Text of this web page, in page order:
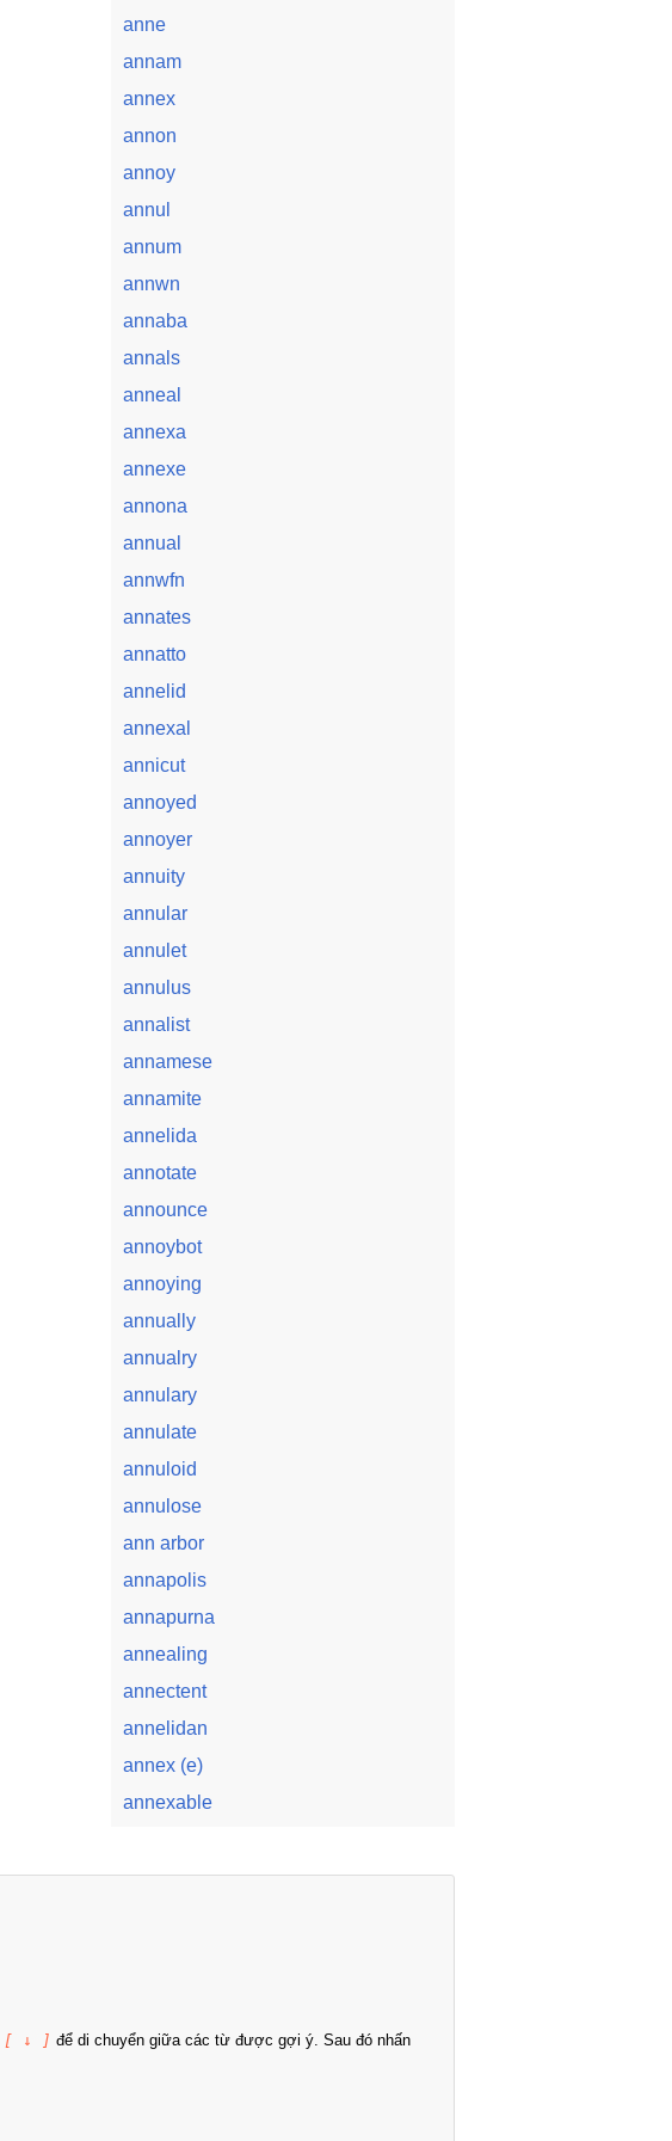
anne
annam
annex
annon
annoy
annul
annum
annwn
annaba
annals
anneal
annexa
annexe
annona
annual
annwfn
annates
annatto
annelid
annexal
annicut
annoyed
annoyer
annuity
annular
annulet
annulus
annalist
annamese
annamite
annelida
annotate
announce
annoybot
annoying
annually
annualry
annulary
annulate
annuloid
annulose
ann arbor
annapolis
annapurna
annealing
annectent
annelidan
annex (e)
annexable
[ ↓ ] để di chuyển giữa các từ được gợi ý. Sau đó nhấn